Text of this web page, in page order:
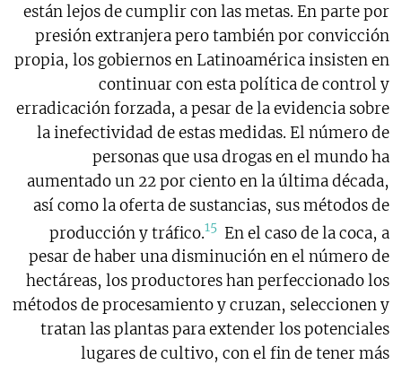
están lejos de cumplir con las metas. En parte por
presión extranjera pero también por convicción
propia, los gobiernos en Latinoamérica insisten en
continuar con esta política de control y
erradicación forzada, a pesar de la evidencia sobre
la inefectividad de estas medidas. El número de
personas que usa drogas en el mundo ha
aumentado un 22 por ciento en la última década,
así como la oferta de sustancias, sus métodos de
producción y tráfico.15 En el caso de la coca, a
pesar de haber una disminución en el número de
hectáreas, los productores han perfeccionado los
métodos de procesamiento y cruzan, seleccionen y
tratan las plantas para extender los potenciales
lugares de cultivo, con el fin de tener más